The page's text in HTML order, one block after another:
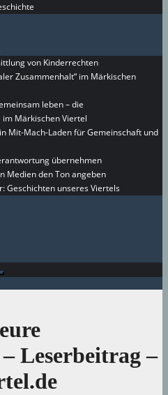
von Kinderrechten
Zusammenhalt“ im Märkischen
leben – die
Märkischen Viertel
Mit-Mach-Laden für Gemeinschaft und
übernehmen
Medien den Ton angeben
Geschichten unseres Viertels
Leserbeitrag –